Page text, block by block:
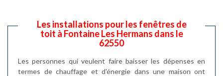
Les installations pour les fenêtres de
toit à Fontaine Les Hermans dans le
62550
Les personnes qui veulent faire baisser les dépenses en
termes de chauffage et d'énergie dans une maison ont